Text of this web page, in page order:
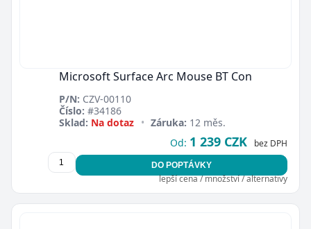
Zavřít
Microsoft Surface Arc Mouse BT Con
P/N: CZV-00110
Číslo: #34186
Sklad: Na dotaz • Záruka: 12 měs.
Od: 1 239 CZK bez DPH
DO POPTÁVKY
lepší cena / množství / alternativy